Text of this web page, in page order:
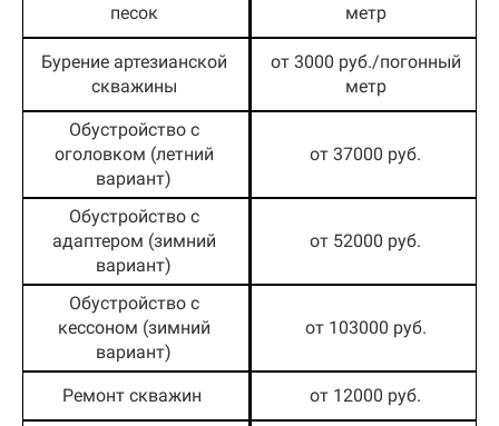
песок
метр
Бурение артезианской
скважины
от 3000 руб./погонный
метр
Обустройство с
оголовком (летний
вариант)
от 37000 руб.
Обустройство с
адаптером (зимний
вариант)
от 52000 руб.
Обустройство с
кессоном (зимний
вариант)
от 103000 руб.
Ремонт скважин от 12000 руб.